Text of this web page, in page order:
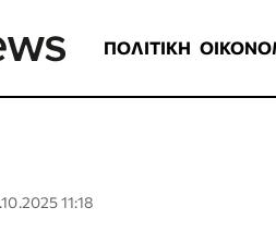
ΠΟΛΙΤΙΚΗ
11:18